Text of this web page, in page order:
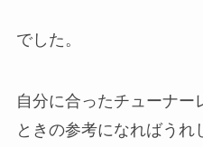
でした。
自分に合ったチューナー
ときの参考になればうれ